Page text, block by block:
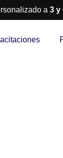
a 3 y